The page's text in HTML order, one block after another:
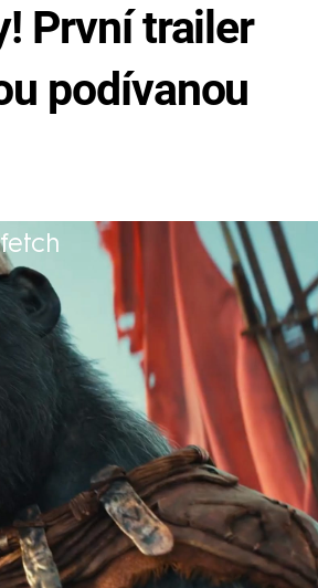
První trailer
podívanou
slavná sci-fi sága ale jede